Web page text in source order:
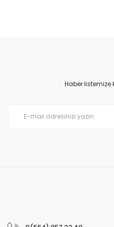
Ürün resmi kalitesiz, bozuk
Ürün açıklamasında eksik
Haber